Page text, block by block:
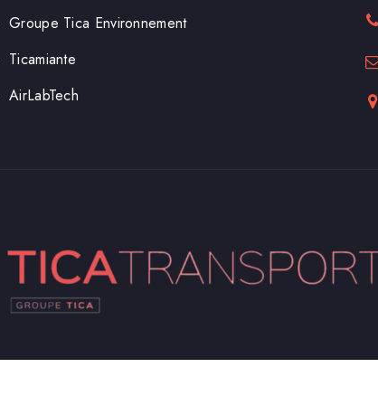
Groupe Tica Environnement
Ticamiante
AirLabTech